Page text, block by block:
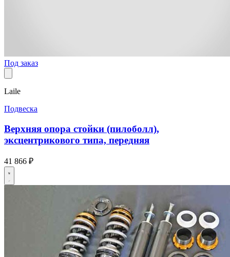
Под заказ
Laile
Подвеска
Верхняя опора стойки (пилоболл),
эксцентрикового типа, передняя
41 866 ₽